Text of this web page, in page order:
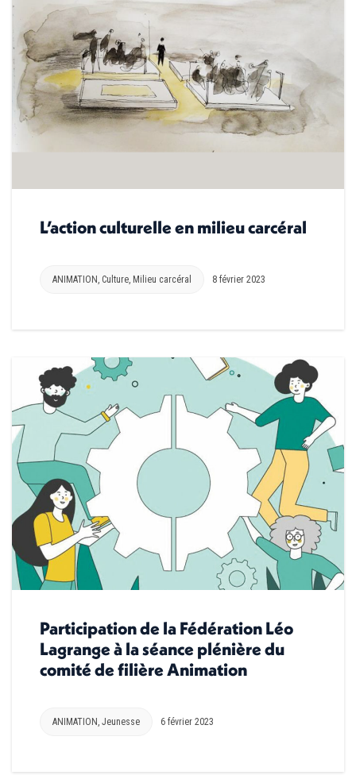
L’action culturelle en milieu carcéral
ANIMATION , Culture, Milieu carcéral 8 février 2023
Participation de la Fédération Léo
Lagrange à la séance plénière du
comité de filière Animation
ANIMATION Jeunesse 6 février 2023